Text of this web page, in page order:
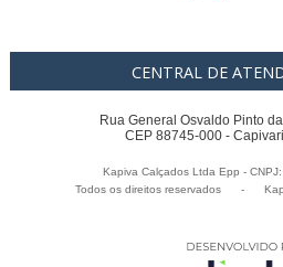
CENTRAL DE
Rua General Osvaldo Pinto
CEP 88745-000 -
Kapiva Calçados Ltda Epp -
Todos os direitos reservados
-